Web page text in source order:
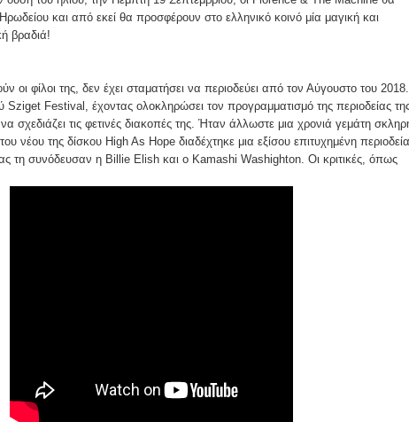
και από εκεί θα προσφέρουν στο ελληνικό κοινό μία μαγική και
βραδιά!
οι φίλοι της, δεν έχει σταματήσει να περιοδεύει από τον Αύγουστο του
Sziget Festival, έχοντας ολοκληρώσει τον προγραμματισμό της περιοδείας
σχεδιάζει τις φετινές διακοπές της. Ήταν άλλωστε μια χρονιά γεμάτη
νέου της δίσκου Ηigh As Hope διαδέχτηκε μια εξίσου επιτυχημένη
τη συνόδευσαν η Billie Elish και ο Kamashi Washighton. Οι κριτικές, όπως